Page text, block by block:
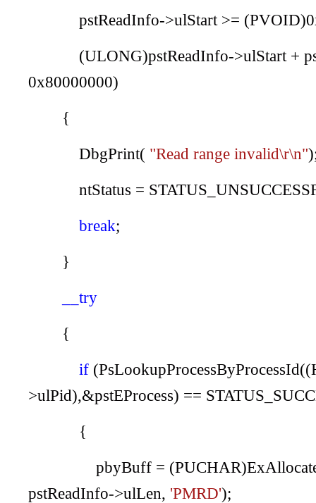
pstReadInfo->ulStart >= (PVOID
(ULONG)pstReadInfo->ulStart +
0x80000000)
{
DbgPrint( "Read range invalid\r\n"
ntStatus =
break;
}
__try
{
if (PsLookupProcessByProcessId((
>ulPid),&pstEProcess) ==
{
pbyBuff = (PUCHAR)
pstReadInfo->ulLen, 'PMRD');